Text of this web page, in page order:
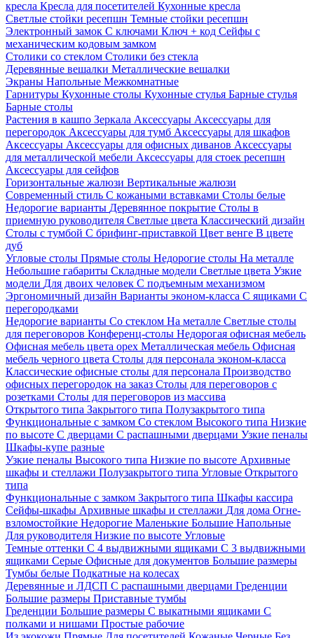
кресла Кресла для посетителей Кухонные кресла
Светлые стойки ресепшн Темные стойки ресепшн
Электронный замок С ключами Ключ + код Сейфы с
механическим кодовым замком
Столики со стеклом Столики без стекла
Деревянные вешалки Металлические вешалки
Экраны Напольные Межкомнатные
Гарнитуры Кухонные столы Кухонные стулья Барные стулья
Барные столы
Растения в кашпо Зеркала Аксессуары Аксессуары для
перегородок Аксессуары для тумб Аксессуары для шкафов
Аксессуары Аксессуары для офисных диванов Аксессуары
для металлической мебели Аксессуары для стоек ресепшн
Аксессуары для сейфов
Горизонтальные жалюзи Вертикальные жалюзи
Современный стиль С кожаными вставками Столы белые
Недорогие варианты Деревянное покрытие Столы в
приемную руководителя Светлые цвета Классический дизайн
Столы с тумбой С брифинг-приставкой Цвет венге В цвете
дуб
Угловые столы Прямые столы Недорогие столы На металле
Небольшие габариты Складные модели Светлые цвета Узкие
модели Для двоих человек С подъемным механизмом
Эргономичный дизайн Варианты эконом-класса С ящиками С
перегородками
Недорогие варианты Со стеклом На металле Светлые столы
для переговоров Конференц-столы Недорогая офисная мебель
Офисная мебель цвета орех Металлическая мебель Офисная
мебель черного цвета Столы для персонала эконом-класса
Классические офисные столы для персонала Производство
офисных перегородок на заказ Столы для переговоров с
розетками Столы для переговоров из массива
Открытого типа Закрытого типа Полузакрытого типа
Функциональные с замком Со стеклом Высокого типа Низкие
по высоте С дверцами С распашными дверцами Узкие пеналы
Шкафы-купе разные
Узкие пеналы Высокого типа Низкие по высоте Архивные
шкафы и стеллажи Полузакрытого типа Угловые Открытого
типа
Функциональные с замком Закрытого типа Шкафы кассира
Сейфы-шкафы Архивные шкафы и стеллажи Для дома Огне-
взломостойкие Недорогие Маленькие Большие Напольные
Для руководителя Низкие по высоте Угловые
Темные оттенки С 4 выдвижными ящиками С 3 выдвижными
ящиками Серые Офисные для документов Большие размеры
Тумбы белые Подкатные на колесах
Деревянные и ЛДСП С распашными дверцами Греденции
Большие размеры Приставные тумбы
Греденции Большие размеры С выкатными ящиками С
полками и нишами Простые рабочие